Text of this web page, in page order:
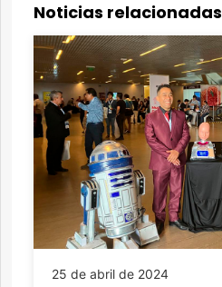
Noticias relacionadas
25 de abril de 2024